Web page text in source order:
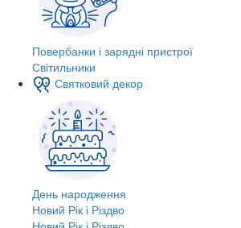
Повербанки і зарядні пристрої
Світильники
Святковий декор
День народження
Новий Рік і Різдво